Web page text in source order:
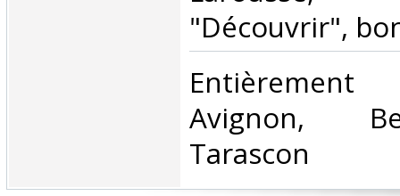
"Découvrir",
‎Entièrement
Avignon,
Tarascon‎